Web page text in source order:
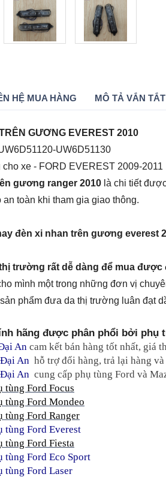
HỆ MUA HÀNG MÔ TẢ VẮN TẮT
GƯƠNG EVEREST 2010
UW6D51130
cho xe - FORD EVEREST 2009-2011
gương ranger 2010 là chi tiết
an toàn khi tham gia giao thông.
đèn xi nhan trên gương everest
trường rất dễ dàng để mua
mình một trong những đơn vị
phẩm đưa da thị trường luân đạt
hãng được phân phổi bởi phụ
An cam kết bán hàng tốt nhất, giá
An hỗ trợ đổi hàng, trả lại hàng
An cung cấp phụ tùng Ford và
tùng Ford Focus
tùng Ford Mondeo
tùng Ford Ranger
tùng Ford Everest
tùng Ford Fiesta
tùng Ford Eco Sport
tùng Ford Laser